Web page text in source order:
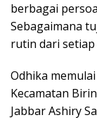
berbagai
Sebagaimana
rutin dari setiap
Odhika
Kecamatan
Jabbar Ashiry